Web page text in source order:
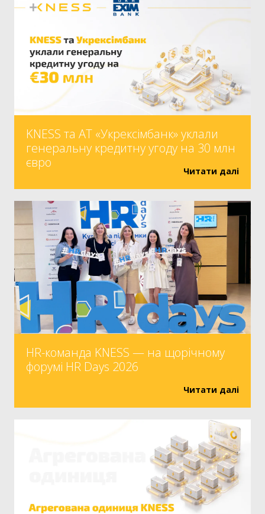
KNESS та АТ «Укрексімбанк» уклали
генеральну кредитну угоду на 30 млн
євро
Читати далі
HR-команда KNESS — на щорічному
форумі HR Days 2026
Читати далі